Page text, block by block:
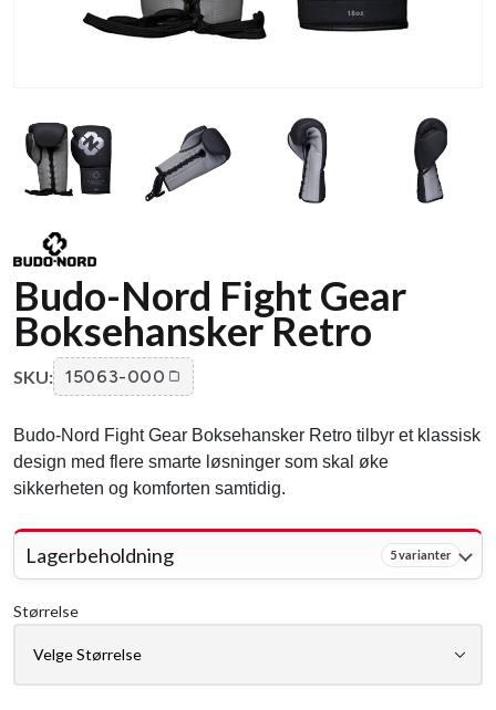
Budo-Nord Fight Gear
Boksehansker Retro
SKU: 15063-000
Budo-Nord Fight Gear Boksehansker Retro tilbyr et klassisk
design med flere smarte løsninger som skal øke
sikkerheten og komforten samtidig.
Lagerbeholdning 5 varianter
Størrelse